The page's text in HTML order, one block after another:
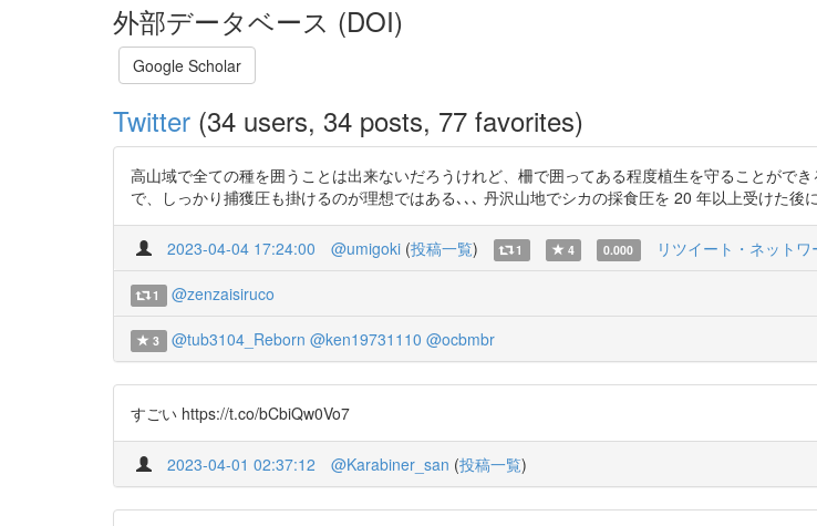
外部データベース (DOI)
Google Scholar
Twitter (34 users, 34 posts, 77 favorites)
高山域で全ての種を囲うことは出来ないだろうけれど、柵で囲ってある程度植生を守ることがで
で、しっかり捕獲圧も掛けるのが理想ではある､､､ 丹沢山地でシカの採食圧を 20 年以上受けた後
2023-04-04 17:24:00 @umigoki (投稿一覧) 1 4 0.000 リツイート・ネットワ
1 @zenzaisiruco
3 @tub3104_Reborn @ken19731110 @ocbmbr
すごい https://t.co/bCbiQw0Vo7
2023-04-01 02:37:12 @Karabiner_san (投稿一覧)